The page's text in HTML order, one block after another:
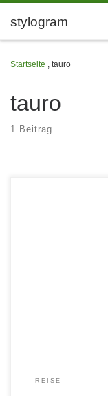
Zum Inhalt springen
stylogram
Startseite , tauro
tauro
1 Beitrag
REISE